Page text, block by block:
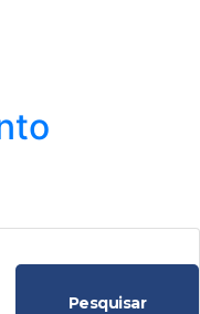
Pesquisar